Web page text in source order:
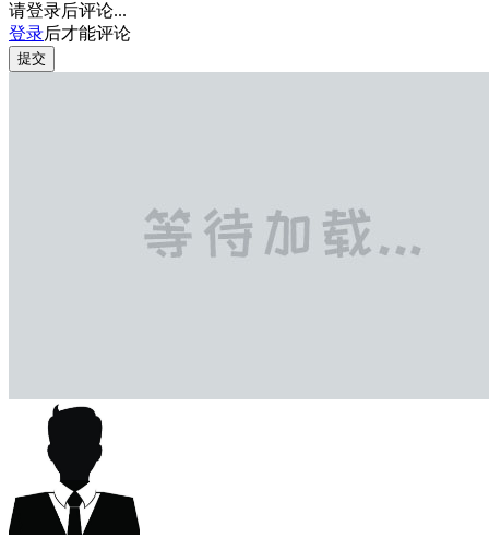
请登录后评论...
登录后才能评论
提交